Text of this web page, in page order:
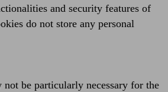
and security features of
do not store any personal
be particularly necessary for the